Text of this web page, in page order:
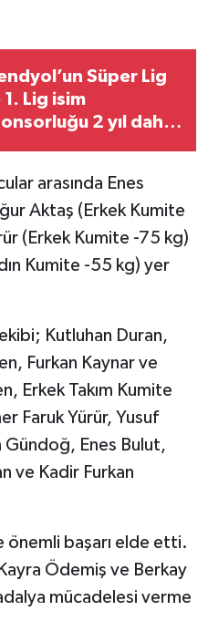
Süper Lig
1. Lig isim
2 yıl daha
arasında Enes
Aktaş (Erkek Kumite
(Erkek Kumite -75 kg)
Kumite -55 kg) yer
Kutluhan Duran,
Furkan Kaynar ve
Erkek Takım Kumite
Faruk Yürür, Yusuf
Gündoğ, Enes Bulut,
ve Kadir Furkan
önemli başarı elde etti.
Ödemiş ve Berkay
mücadelesi verme